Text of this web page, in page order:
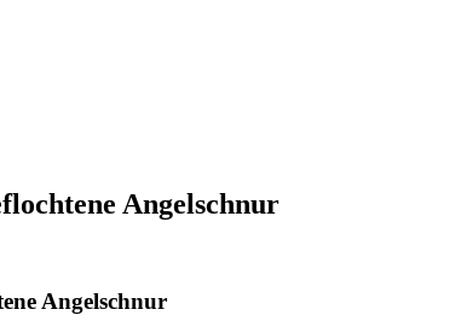
Angelschnur
Angelschnur